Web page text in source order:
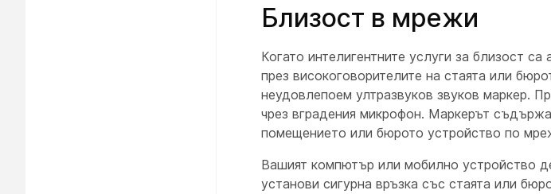
Близост в мрежи
Когато интелигентните услуги за близост
през високоговорителите на стаята или
неудовлепоем ултразвуков звуков маркер.
чрез вградения микрофон. Маркерът
помещението или бюрото устройство по
Вашият компютър или мобилно устройство
установи сигурна връзка със стаята или